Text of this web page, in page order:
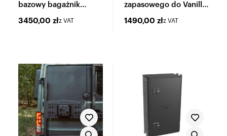
bazowy bagażnik
3450,00 złz VAT
zapasowego do Vanilla
1490,00 złz VAT